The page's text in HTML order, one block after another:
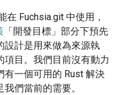
在 Fuchsia.git 中使用，
「開發目標」部分下預先
設計是用來做為來源執
目。我們目前沒有動力
一個可用的 Rust 解決
們當前的需要。